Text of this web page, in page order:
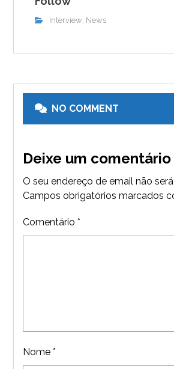
Interview, News
NO COMMENT
Deixe um comentário
O seu endereço de email não
Campos obrigatórios marcados
Comentário*
Nome*